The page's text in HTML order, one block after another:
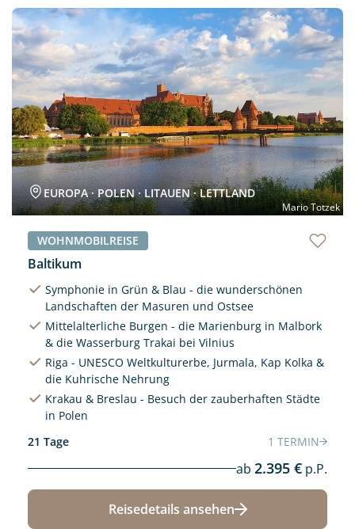
Neu
Mario Totzek
EUROPA · POLEN · LITAUEN · LETTLAND
WOHNMOBILREISE
Baltikum
Symphonie in Grün & Blau - die wunderschönen
Landschaften der Masuren und Ostsee
Mittelalterliche Burgen - die Marienburg in Malbork
& die Wasserburg Trakai bei Vilnius
Riga - UNESCO Weltkulturerbe, Jurmala, Kap Kolka &
die Kuhrische Nehrung
Krakau & Breslau - Besuch der zauberhaften Städte
in Polen
21 Tage
1 TERMIN
ab 2.395 € p.P.
Reisedetails ansehen